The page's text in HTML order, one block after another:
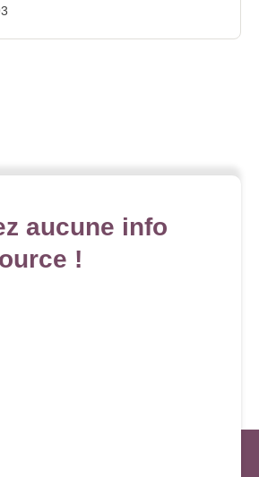
aucune info
!